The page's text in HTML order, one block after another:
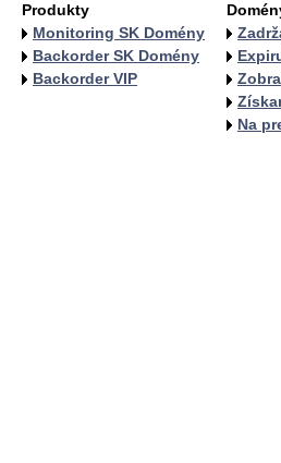
Produkty
Monitoring SK Domény
Backorder SK Domény
Backorder VIP
Na